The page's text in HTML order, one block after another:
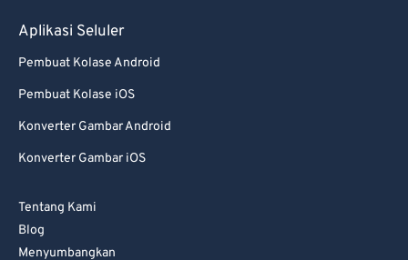
Aplikasi Seluler
Pembuat Kolase Android
Pembuat Kolase iOS
Konverter Gambar Android
Konverter Gambar iOS
Tentang Kami
Blog
Menyumbangkan